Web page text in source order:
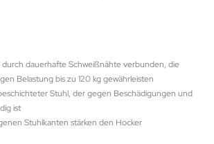
durch dauerhafte Schweißnähte verbunden, die
Belastung bis zu 120 kg gewährleisten
Stuhl, der gegen Beschädigungen und
ist
Stuhlkanten stärken den Hocker